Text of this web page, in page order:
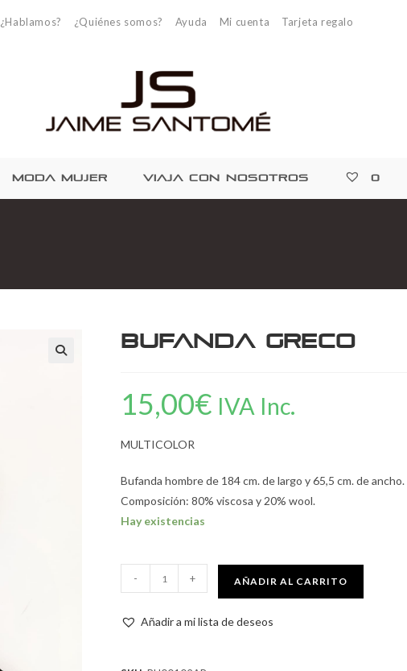
¿Hablamos? ¿Quiénes somos? Ayuda Mi cuenta Tarjeta regalo
MODA MUJER VIAJA CON NOSOTROS 0
Bufanda Greco
15,00€ IVA Inc.
MULTICOLOR
Bufanda hombre de 184 cm. de largo y 65,5 cm. de
Composición: 80% viscosa y 20% wool.
Hay existencias
- + AÑADIR AL CARRITO
Añadir a mi lista de deseos